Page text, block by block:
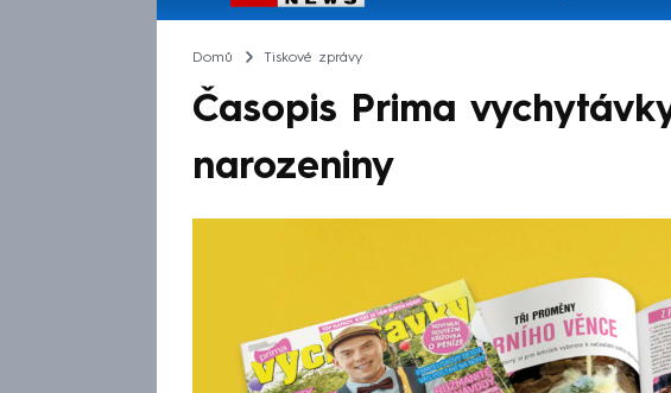
Pořady
Domů Tiskové zprávy
Časopis Prima
narozeniny